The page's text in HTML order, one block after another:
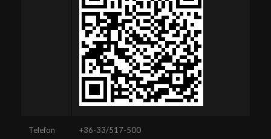
Telefon +36-33/517-500